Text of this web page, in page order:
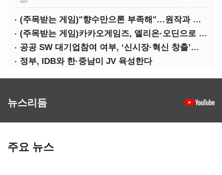
(주목받는 게임)"향수만으론 부족해"…원작과 차별화 성공한 '리니지M'
(주목받는 게임)카카오게임즈, 엘리온·오딘으로 MMORPG 투트랙 공세
공공 SW 대기업참여 여부, ‘신시장·혁신 창출’도 평가한다
정부, IDB와 한·중남미 JV 육성한다
뉴스리듬
주요 뉴스